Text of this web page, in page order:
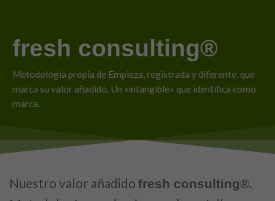
fresh consulting®
Metodología propia de Empieza, registrada y diferente, que
marca su valor añadido. Un «intangible» que identifica como
marca.
Nuestro valor añadido fresh consulting®.